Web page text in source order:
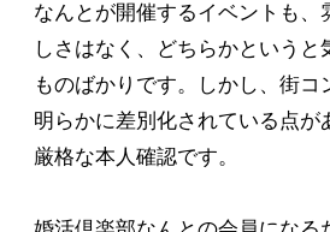
なんとが開催するイベントも、
しさはなく、どちらかというと
ものばかりです。しかし、街コ
明らかに差別化されている点が
厳格な本人確認です。